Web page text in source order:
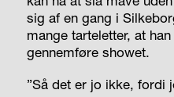
sig af en gang i
mange tarteletter, at
gennemføre showet.
”Så det er jo ikke, fordi